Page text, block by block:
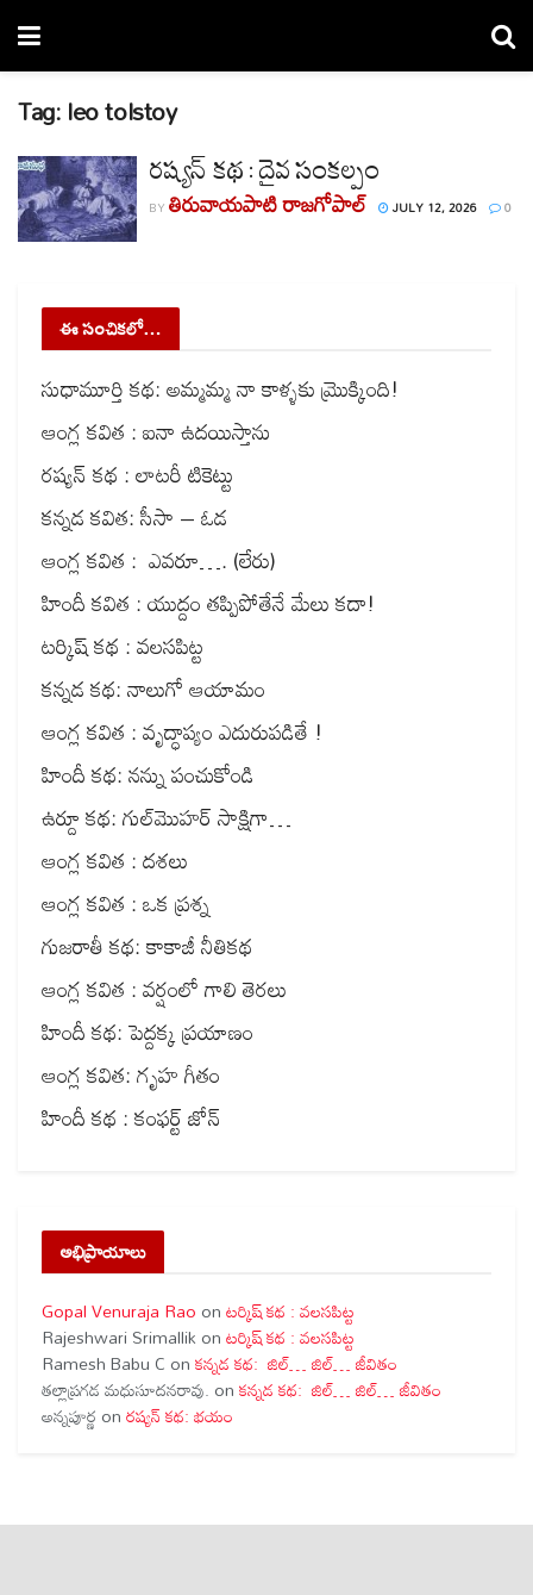
Tag:leo tolstoy
రష్యన్ కథ : దైవ సంకల్పం
BY తిరువాయపాటి రాజగోపాల్ JULY 12, 2026 0
ఈ సంచికలో…
సుధామూర్తి కథ: అమ్మమ్మ నా కాళ్ళకు మ్రొక్కింది!
ఆంగ్ల కవిత : ఐనా ఉదయిస్తాను
రష్యన్ కథ : లాటరీ టికెట్టు
కన్నడ కవిత: సీసా – ఓడ
ఆంగ్ల కవిత : ఎవరూ…. (లేరు)
హిందీ కవిత : యుద్దం తప్పిపోతేనే మేలు కదా!
టర్కిష్ కథ : వలసపిట్ట
కన్నడ కథ: నాలుగో ఆయామం
ఆంగ్ల కవిత : వృద్ధాప్యం ఎదురుపడితే !
హిందీ కథ: నన్ను పంచుకోండి
ఉర్దూ కథ: గుల్‌మొహర్ సాక్షిగా…
ఆంగ్ల కవిత : దశలు
ఆంగ్ల కవిత : ఒక ప్రశ్న
గుజరాతీ కథ: కాకాజీ నీతికథ
ఆంగ్ల కవిత : వర్షంలో గాలి తెరలు
హిందీ కథ: పెద్దక్క ప్రయాణం
ఆంగ్ల కవిత: గృహ గీతం
హిందీ కథ : కంఫర్ట్ జోన్
అభిప్రాయాలు
Gopal Venuraja Rao onటర్కిష్ కథ : వలసపిట్ట
Rajeshwari Srimallik onటర్కిష్ కథ : వలసపిట్ట
Ramesh Babu C onకన్నడ కథ: జిల్… జిల్… జీవితం
తల్లాప్రగడ మధుసూదనరావు. onకన్నడ కథ: జిల్… జిల్… జీవితం
అన్నపూర్ణ onరష్యన్ కథ: భయం